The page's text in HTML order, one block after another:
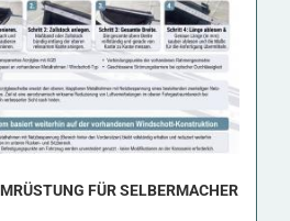
FÜR SEL­BER­MA­CHER